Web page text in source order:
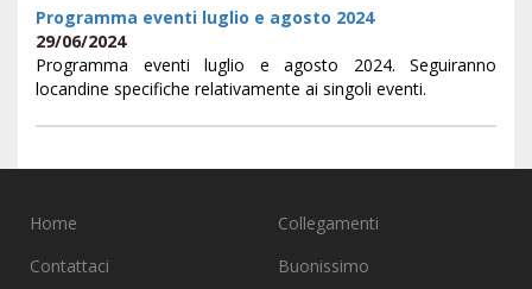
Programma eventi luglio e agosto 2024
29/06/2024
Programma eventi luglio e agosto 2024. Seguiranno
locandine specifiche relativamente ai singoli eventi.
Home
Collegamenti
Contattaci
Buonissimo